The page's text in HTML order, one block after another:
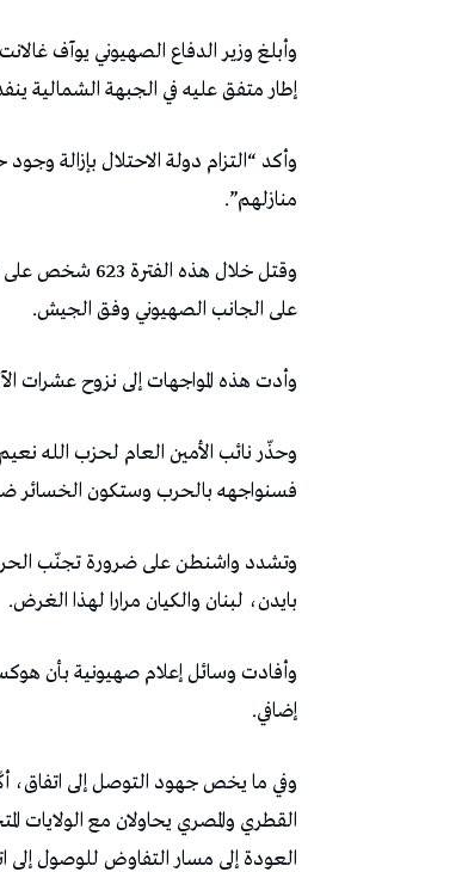
وأبلغ وزير الدفاع الصهيوني يوآف
إطار متفق عليه في الجبهة الشمالية
وأكد “التزام دولة الاحتلال بإزالة
منازلهم”.
على الجانب الصهيوني وفق الجيش.
وأدت هذه المواجهات إلى نزوح عشرات
وحذّر نائب الأمين العام لحزب الله
فسنواجهه بالحرب وستكون الخسائر
وتشدد واشنطن على ضرورة تجنّب
بايدن، لبنان والكيان مرارا لهذا الغرض.
وأفادت وسائل إعلام صهيونية بأن
إضافي.
وفي ما يخص جهود التوصل إلى اتفاق،
القطري والمصري يحاولان مع الولايات
العودة إلى مسار التفاوض للوصول إلى